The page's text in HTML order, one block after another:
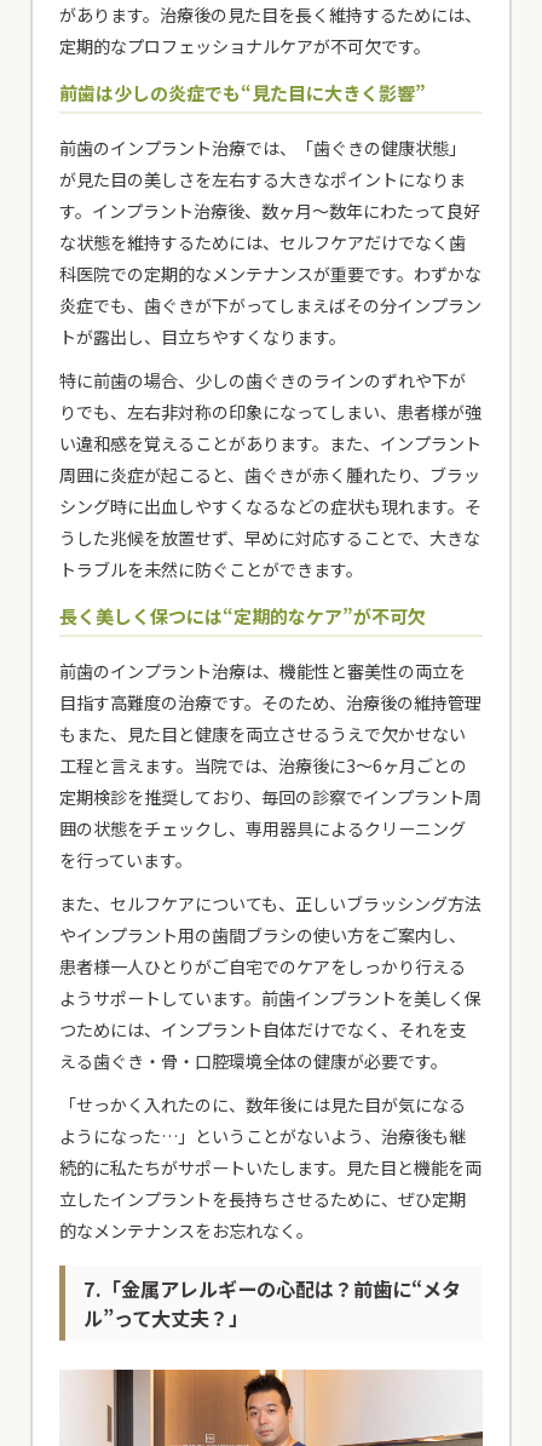
があります。治療後の見た目を長く維持するためには、
定期的なプロフェッショナルケアが不可欠です。
前歯は少しの炎症でも“見た目に大きく影響”
前歯のインプラント治療では、「歯ぐきの健康状態」
が見た目の美しさを左右する大きなポイントになりま
す。インプラント治療後、数ヶ月〜数年にわたって良好
な状態を維持するためには、セルフケアだけでなく歯
科医院での定期的なメンテナンスが重要です。わずかな
炎症でも、歯ぐきが下がってしまえばその分インプラン
トが露出し、目立ちやすくなります。
特に前歯の場合、少しの歯ぐきのラインのずれや下が
りでも、左右非対称の印象になってしまい、患者様が強
い違和感を覚えることがあります。また、インプラント
周囲に炎症が起こると、歯ぐきが赤く腫れたり、ブラッ
シング時に出血しやすくなるなどの症状も現れます。そ
うした兆候を放置せず、早めに対応することで、大きな
トラブルを未然に防ぐことができます。
長く美しく保つには“定期的なケア”が不可欠
前歯のインプラント治療は、機能性と審美性の両立を
目指す高難度の治療です。そのため、治療後の維持管理
もまた、見た目と健康を両立させるうえで欠かせない
工程と言えます。当院では、治療後に3〜6ヶ月ごとの
定期検診を推奨しており、毎回の診察でインプラント周
囲の状態をチェックし、専用器具によるクリーニング
を行っています。
また、セルフケアについても、正しいブラッシング方法
やインプラント用の歯間ブラシの使い方をご案内し、
患者様一人ひとりがご自宅でのケアをしっかり行える
ようサポートしています。前歯インプラントを美しく保
つためには、インプラント自体だけでなく、それを支
える歯ぐき・骨・口腔環境全体の健康が必要です。
「せっかく入れたのに、数年後には見た目が気になる
ようになった…」ということがないよう、治療後も継
続的に私たちがサポートいたします。見た目と機能を両
立したインプラントを長持ちさせるために、ぜひ定期
的なメンテナンスをお忘れなく。
7.「金属アレルギーの心配は？前歯に“メタ
ル”って大丈夫？」